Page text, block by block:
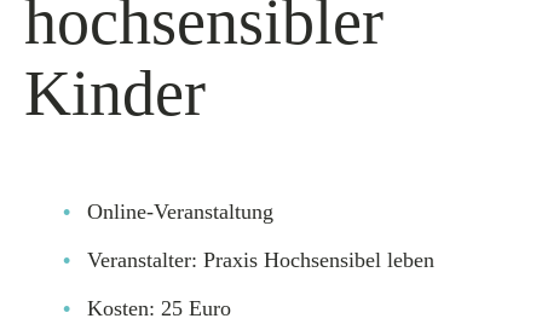
hochsensibler
Kinder
Online-Veranstaltung
Veranstalter: Praxis Hochsensibel leben
Kosten: 25 Euro